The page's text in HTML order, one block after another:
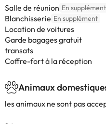
Salle de réunion En supplément
Blanchisserie En supplément
Location de voitures
Garde bagages gratuit
transats
Coffre-fort à la réception
Animaux
les animaux ne sont pas